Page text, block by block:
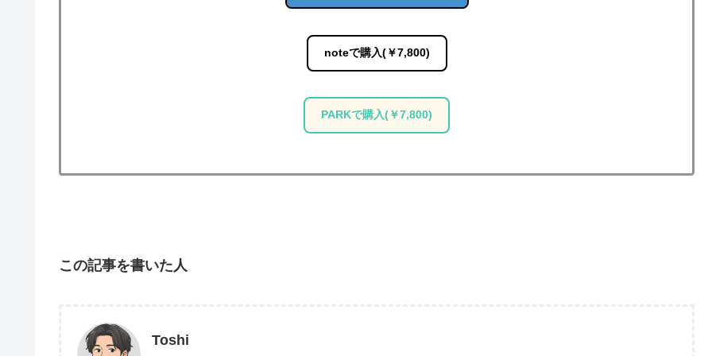
noteで購入(￥7,800)
PARKで購入(￥7,800)
この記事を書いた人
Toshi